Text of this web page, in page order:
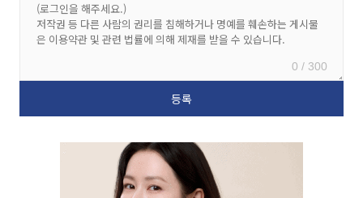
0 / 300